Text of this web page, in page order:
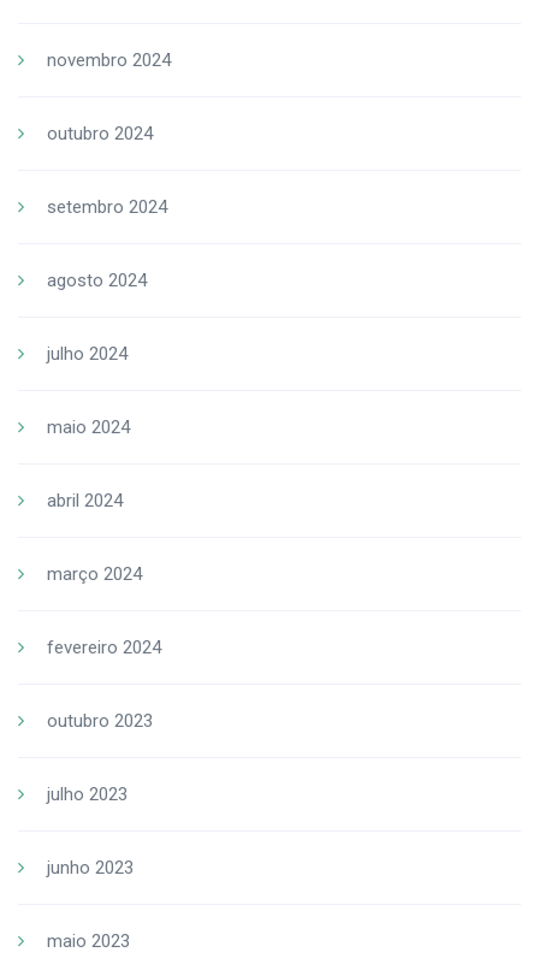
novembro 2024
outubro 2024
setembro 2024
agosto 2024
julho 2024
maio 2024
abril 2024
março 2024
fevereiro 2024
outubro 2023
julho 2023
junho 2023
maio 2023